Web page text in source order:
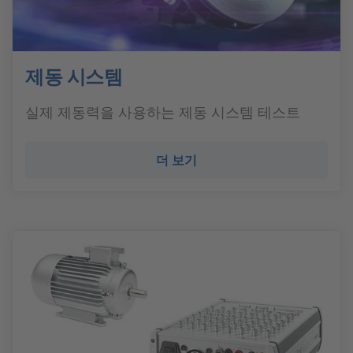
제동 시스템
실제 제동력을 사용하는 제동 시스템 테스트
더 보기